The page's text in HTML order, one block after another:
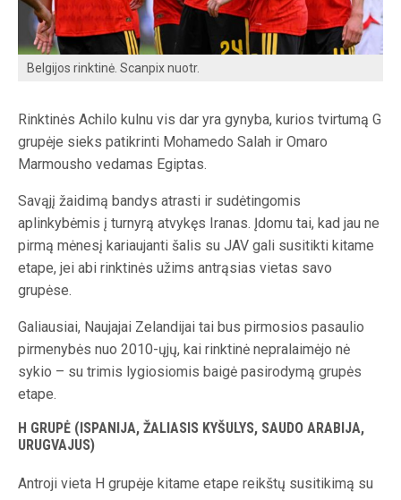
Belgijos rinktinė. Scanpix nuotr.
Rinktinės Achilo kulnu vis dar yra gynyba, kurios tvirtumą G
grupėje sieks patikrinti Mohamedo Salah ir Omaro
Marmousho vedamas Egiptas.
Savąjį žaidimą bandys atrasti ir sudėtingomis
aplinkybėmis į turnyrą atvykęs Iranas. Įdomu tai, kad jau ne
pirmą mėnesį kariaujanti šalis su JAV gali susitikti kitame
etape, jei abi rinktinės užims antrąsias vietas savo
grupėse.
Galiausiai, Naujajai Zelandijai tai bus pirmosios pasaulio
pirmenybės nuo 2010-ųjų, kai rinktinė nepralaimėjo nė
sykio – su trimis lygiosiomis baigė pasirodymą grupės
etape.
H GRUPĖ (ISPANIJA, ŽALIASIS KYŠULYS, SAUDO ARABIJA,
URUGVAJUS)
Antroji vieta H grupėje kitame etape reikštų susitikimą su